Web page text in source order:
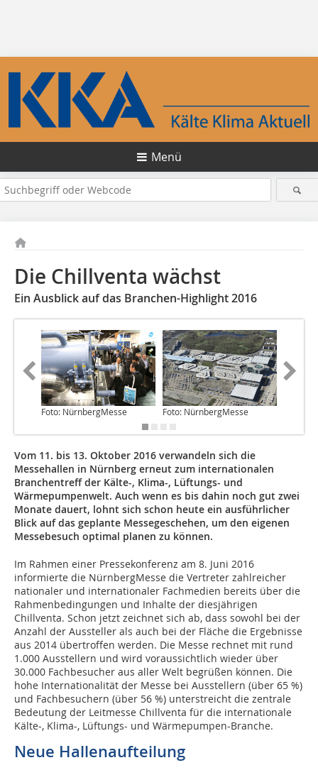
Menü
Die Chillventa wächst
Ein Ausblick auf das Branchen-Highlight 2016
Foto: NürnbergMesse Foto: NürnbergMesse
Vom 11. bis 13. Oktober 2016 verwandeln sich die
Messehallen in Nürnberg erneut zum internationalen
Branchentreff der Kälte-, Klima-, Lüftungs- und
Wärmepumpenwelt. Auch wenn es bis dahin noch gut zwei
Monate dauert, lohnt sich schon heute ein ausführlicher
Blick auf das geplante Messegeschehen, um den eigenen
Messebesuch optimal planen zu können.
Im Rahmen einer Pressekonferenz am 8. Juni 2016
informierte die NürnbergMesse die Vertreter zahlreicher
nationaler und internationaler Fachmedien bereits über die
Rahmenbedingungen und Inhalte der diesjährigen
Chillventa. Schon jetzt zeichnet sich ab, dass sowohl bei der
Anzahl der Aussteller als auch bei der Fläche die Ergebnisse
aus 2014 übertroffen werden. Die Messe rechnet mit rund
1.000 Ausstellern und wird voraussichtlich wieder über
30.000 Fachbesucher aus aller Welt begrüßen können. Die
hohe Internationalität der Messe bei Ausstellern (über 65 %)
und Fachbesuchern (über 56 %) unterstreicht die zentrale
Bedeutung der Leitmesse Chillventa für die internationale
Kälte-, Klima-, Lüftungs- und Wärmepumpen-Branche.
Neue Hallenaufteilung